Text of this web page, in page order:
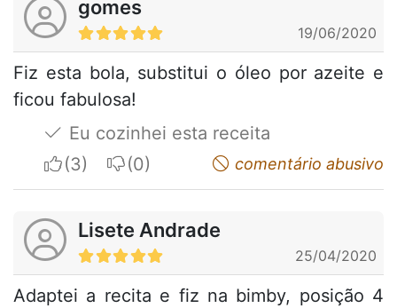
gomes
19/06/2020
Fiz esta bola, substitui o óleo por azeite e
ficou fabulosa!
Eu cozinhei esta receita
I apreciateI do not appreciatecomentário abusivo
Lisete Andrade
25/04/2020
Adaptei a recita e fiz na bimby, posição 4